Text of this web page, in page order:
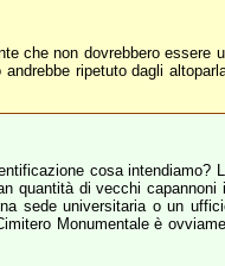
che non dovrebbero
ripetuto dagli
cosa
quantità di vecchi
sede universitaria o un
Monumentale è